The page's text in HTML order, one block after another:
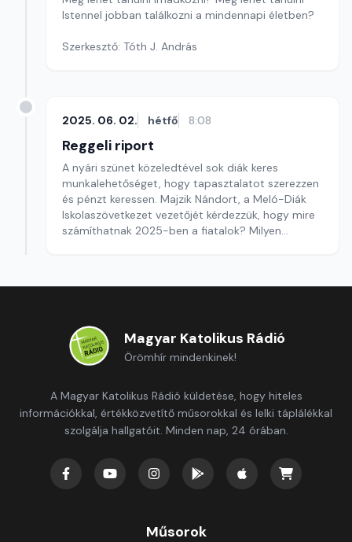
Istennel jobban találkozni a mindennapi életben?
Szerkesztő: Tóth J. András
2025. 06. 02. hétfő 8:08
Reggeli riport
A nyári szünet közeledtével sok diák keres
munkalehetőséget, hogy tapasztalatot szerezzen
és pénzt keressen. Majzik Nándort, a Meló-Diák
Iskolaszövetkezet vezetőjét kérdezzük, hogy mire
számíthatnak 2025-ben a fiatalok? Milyen
Magyar Katolikus Rádió
Örömhír mindenkinek!
A Magyar Katolikus Rádió küldetése, hogy hiteles
információkkal, értékközvetítő műsorokkal és lelki táplálékkal
szolgálja hallgatóit. Minden nap, 24 órában.
Műsorok